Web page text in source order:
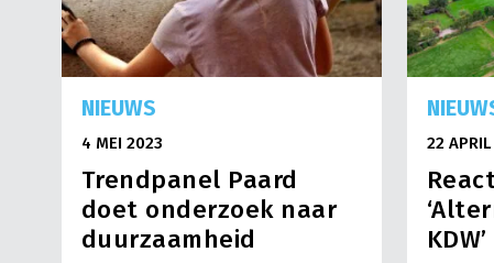
NIEUWS
4 MEI 2023
Trendpanel Paard
doet onderzoek naar
duurzaamheid
22
KDW’